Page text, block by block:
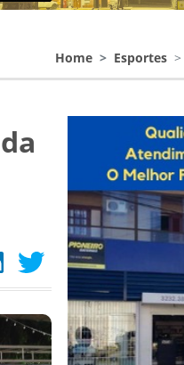
Home Esportes